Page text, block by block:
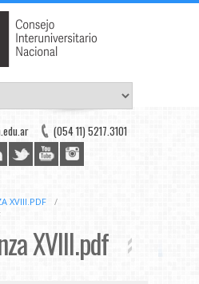
(054 11) 5217.3101
XVIII.PDF
/
XVIII.pdf